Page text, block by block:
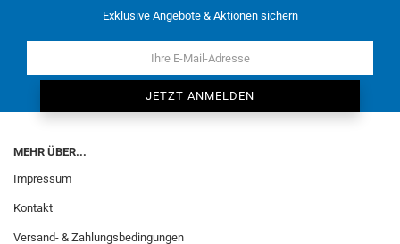
Exklusive Angebote & Aktionen sichern
MEHR ÜBER...
Impressum
Kontakt
Versand- & Zahlungsbedingungen